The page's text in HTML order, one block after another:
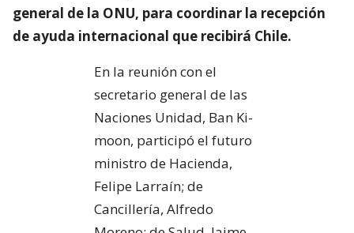
general de la ONU, para coordinar la recepción
de ayuda internacional que recibirá Chile.
En la reunión con el
secretario general de las
Naciones Unidad, Ban Ki-
moon, participó el futuro
ministro de Hacienda,
Felipe Larraín; de
Cancillería, Alfredo